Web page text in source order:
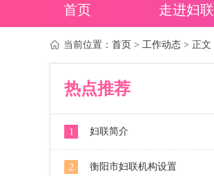
首页 走进妇联
当前位置： 首页 > 工作动态 > 正文
热点推荐
1 妇联简介
2 衡阳市妇联机构设置